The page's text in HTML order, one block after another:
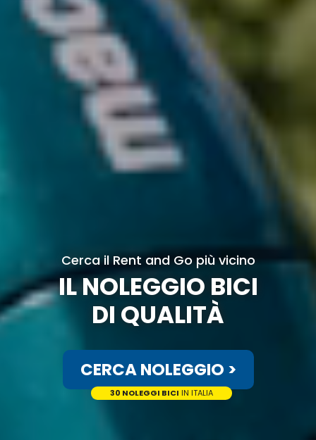
Cerca il Rent and Go più vicino
IL NOLEGGIO BICI
DI QUALITÀ
CERCA NOLEGGIO >
30 NOLEGGI BICI IN ITALIA